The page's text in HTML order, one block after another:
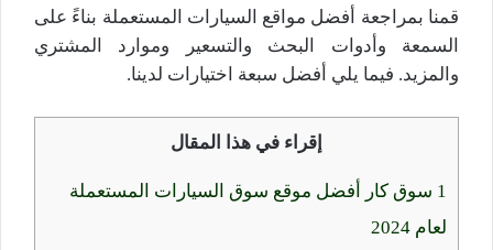
قمنا بمراجعة أفضل مواقع السيارات المستعملة بناءً على
السمعة وأدوات البحث والتسعير وموارد المشتري
والمزيد. فيما يلي أفضل سبعة اختيارات لدينا.
إقراء في هذا المقال
1 سوق كار أفضل موقع سوق السيارات المستعملة
لعام 2024